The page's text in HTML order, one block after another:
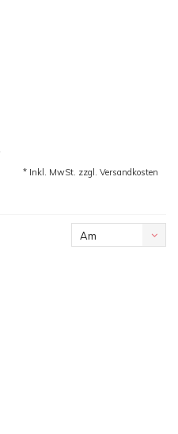
* Inkl. MwSt. zzgl. Versandkosten
Am